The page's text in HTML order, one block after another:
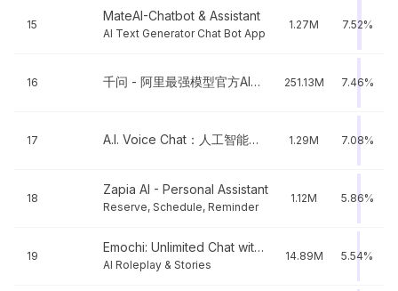
15
MateAI-Chatbot & Assistant
AI Text Generator Chat Bot App
1.27M 7.52%
16 千问 - 阿里最强模型官方AI助手 251.13M 7.46%
17 A.I. Voice Chat：人工智能中文语音聊天 1.29M 7.08%
18
Zapia AI - Personal Assistant
Reserve, Schedule, Reminder
1.12M 5.86%
19
Emochi: Unlimited Chat with AI
AI Roleplay & Stories
14.89M 5.54%